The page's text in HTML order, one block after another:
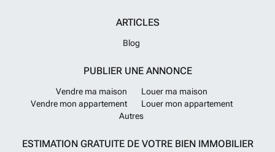
ARTICLES
Blog
PUBLIER UNE ANNONCE
Vendre ma maison
Louer ma maison
Vendre mon appartement
Louer mon appartement
Autres
ESTIMATION GRATUITE DE VOTRE BIEN IMMOBILIER